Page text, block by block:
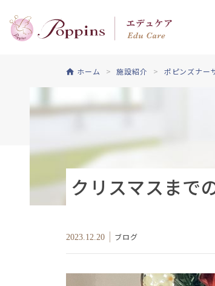
ホーム 施設紹介 ポピンズナー
クリスマスまで
2023.12.20 ブログ